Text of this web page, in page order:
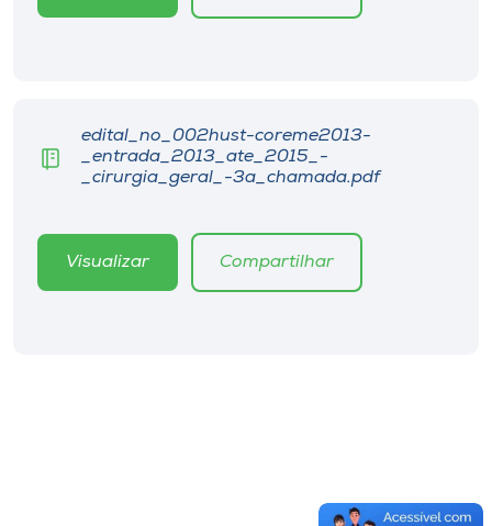
edital_no_002hust-coreme2013-
_entrada_2013_ate_2015_-
_cirurgia_geral_-3a_chamada.pdf
Visualizar Compartilhar